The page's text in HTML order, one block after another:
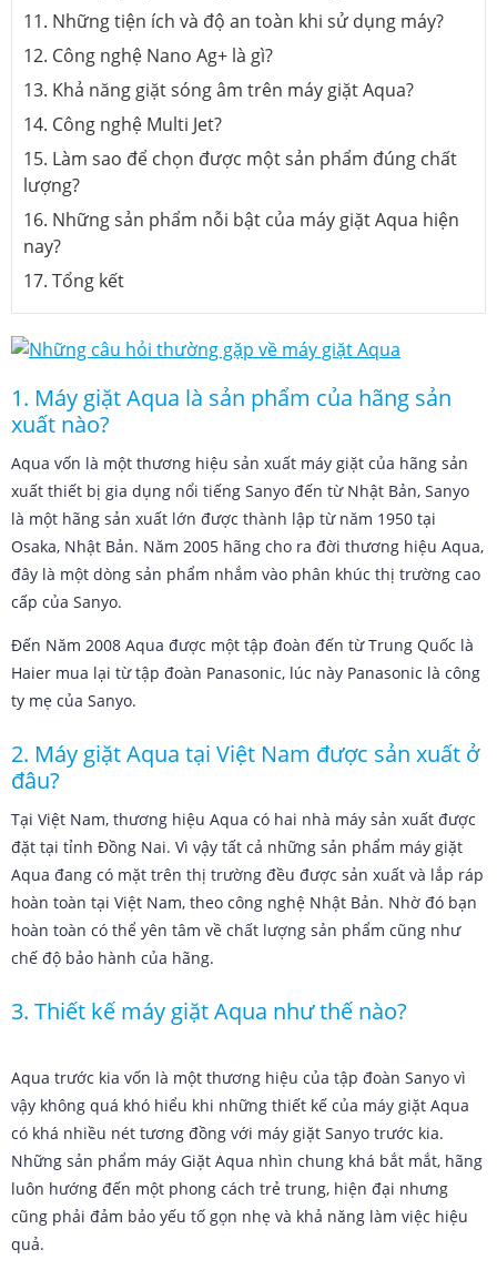
11. Những tiện ích và độ an toàn khi sử dụng máy?
12. Công nghệ Nano Ag+ là gì?
13. Khả năng giặt sóng âm trên máy giặt Aqua?
14. Công nghệ Multi Jet?
15. Làm sao để chọn được một sản phẩm đúng chất
lượng?
16. Những sản phẩm nỗi bật của máy giặt Aqua hiện
nay?
17. Tổng kết
1. Máy giặt Aqua là sản phẩm của hãng sản
xuất nào?
Aqua vốn là một thương hiệu sản xuất máy giặt của hãng sản
xuất thiết bị gia dụng nổi tiếng Sanyo đến từ Nhật Bản, Sanyo
là một hãng sản xuất lớn được thành lập từ năm 1950 tại
Osaka, Nhật Bản. Năm 2005 hãng cho ra đời thương hiệu Aqua,
đây là một dòng sản phẩm nhắm vào phân khúc thị trường cao
cấp của Sanyo.
Đến Năm 2008 Aqua được một tập đoàn đến từ Trung Quốc là
Haier mua lại từ tập đoàn Panasonic, lúc này Panasonic là công
ty mẹ của Sanyo.
2. Máy giặt Aqua tại Việt Nam được sản xuất ở
đâu?
Tại Việt Nam, thương hiệu Aqua có hai nhà máy sản xuất được
đặt tại tỉnh Đồng Nai. Vì vậy tất cả những sản phẩm máy giặt
Aqua đang có mặt trên thị trường đều được sản xuất và lắp ráp
hoàn toàn tại Việt Nam, theo công nghệ Nhật Bản. Nhờ đó bạn
hoàn toàn có thể yên tâm về chất lượng sản phẩm cũng như
chế độ bảo hành của hãng.
3. Thiết kế máy giặt Aqua như thế nào?
Aqua trước kia vốn là một thương hiệu của tập đoàn Sanyo vì
vậy không quá khó hiểu khi những thiết kế của máy giặt Aqua
có khá nhiều nét tương đồng với máy giặt Sanyo trước kia.
Những sản phẩm máy Giặt Aqua nhìn chung khá bắt mắt, hãng
luôn hướng đến một phong cách trẻ trung, hiện đại nhưng
cũng phải đảm bảo yếu tố gọn nhẹ và khả năng làm việc hiệu
quả.